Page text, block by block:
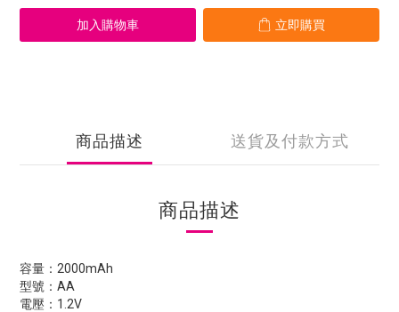
加入購物車 立即購買
商品描述 送貨及付款方式
商品描述
容量：2000mAh
型號：AA
電壓：1.2V